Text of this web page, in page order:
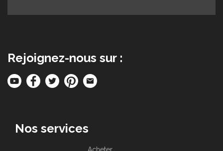
Rejoignez-nous sur :
Nos services